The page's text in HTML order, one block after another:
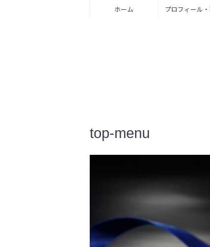
ホーム プロフィール
top-menu